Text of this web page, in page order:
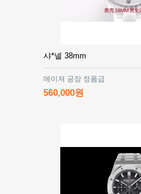
샤*넬 38mm
메이져 공장 정품급
560,000원